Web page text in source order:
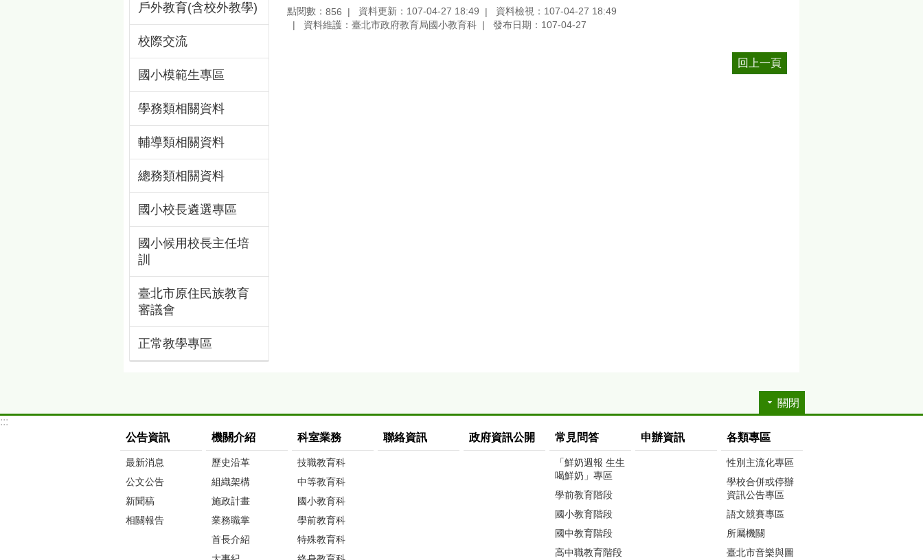
戶外教育(含校外教學)
校際交流
國小模範生專區
學務類相關資料
輔導類相關資料
總務類相關資料
國小校長遴選專區
國小候用校長主任培
訓
臺北市原住民族教育
審議會
正常教學專區
點閱數： 856 資料更新：107-04-27 18:49
資料檢視：107-04-27 18:49
資料維護：臺北市政府教育局國小教育科
發布日期：107-04-27
回上一頁
關閉
:::
公告資訊
最新消息
公文公告
新聞稿
相關報告
機關介紹
歷史沿革
組織架構
施政計畫
業務職掌
首長介紹
科室業務
技職教育科
中等教育科
國小教育科
學前教育科
特殊教育科
聯絡資訊 政府資訊公開 常見問答
「鮮奶週報 生生
喝鮮奶」專區
學前教育階段
國小教育階段
國中教育階段
高中職教育階段
申辦資訊 各類專區
性別主流化專區
學校合併或停辦
資訊公告專區
語文競賽專區
所屬機關
臺北市音樂與圖